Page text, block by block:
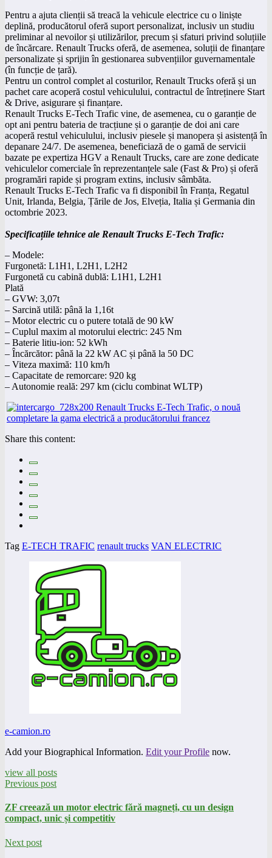
Pentru a ajuta clienții să treacă la vehicule electrice cu o liniște
deplină, producătorul oferă suport personalizat, inclusiv un studiu
preliminar al nevoilor și utilizărilor, precum și sfaturi privind soluțiile
de încărcare. Renault Trucks oferă, de asemenea, soluții de finanțare
personalizate și sprijin în gestionarea subvențiilor guvernamentale
(în funcție de țară).
Pentru un control complet al costurilor, Renault Trucks oferă și un
pachet care acoperă costul vehiculului, contractul de întreținere Start
& Drive, asigurare și finanțare.
Renault Trucks E-Tech Trafic vine, de asemenea, cu o garanție de
opt ani pentru bateria de tracțiune și o garanție de doi ani care
acoperă restul vehiculului, inclusiv piesele și manopera și asistență în
depanare 24/7. De asemenea, beneficiază de o gamă de servicii
bazate pe expertiza HGV a Renault Trucks, care are zone dedicate
vehiculelor comerciale în reprezentanțele sale (Fast & Pro) și oferă
programări rapide și program extins, inclusiv sâmbăta.
Renault Trucks E-Tech Trafic va fi disponibil în Franța, Regatul
Unit, Irlanda, Belgia, Țările de Jos, Elveția, Italia și Germania din
octombrie 2023.
Specificațiile tehnice ale Renault Trucks E-Tech Trafic:
– Modele:
Furgonetă: L1H1, L2H1, L2H2
Furgonetă cu cabină dublă: L1H1, L2H1
Plată
– GVW: 3,07t
– Sarcină utilă: până la 1,16t
– Motor electric cu o putere totală de 90 kW
– Cuplul maxim al motorului electric: 245 Nm
– Baterie litiu-ion: 52 kWh
– Încărcător: până la 22 kW AC și până la 50 DC
– Viteza maximă: 110 km/h
– Capacitate de remorcare: 920 kg
– Autonomie reală: 297 km (ciclu combinat WLTP)
Share this content:
Tag E-TECH TRAFIC renault trucks VAN ELECTRIC
e-camion.ro
Add your Biographical Information. Edit your Profile now.
view all posts
Previous post
ZF creează un motor electric fără magneți, cu un design
compact, unic și competitiv
Next post